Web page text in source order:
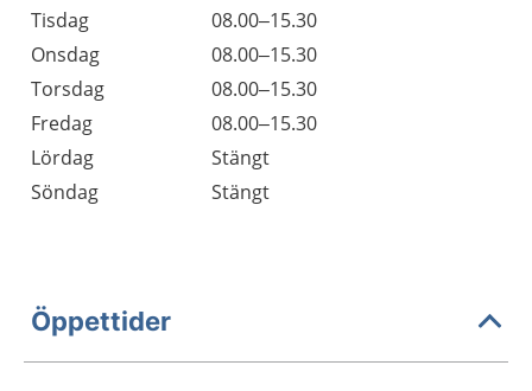
Tisdag
08.00–15.30
Onsdag
08.00–15.30
Torsdag
08.00–15.30
Fredag
08.00–15.30
Lördag
Stängt
Söndag
Stängt
Öppettider